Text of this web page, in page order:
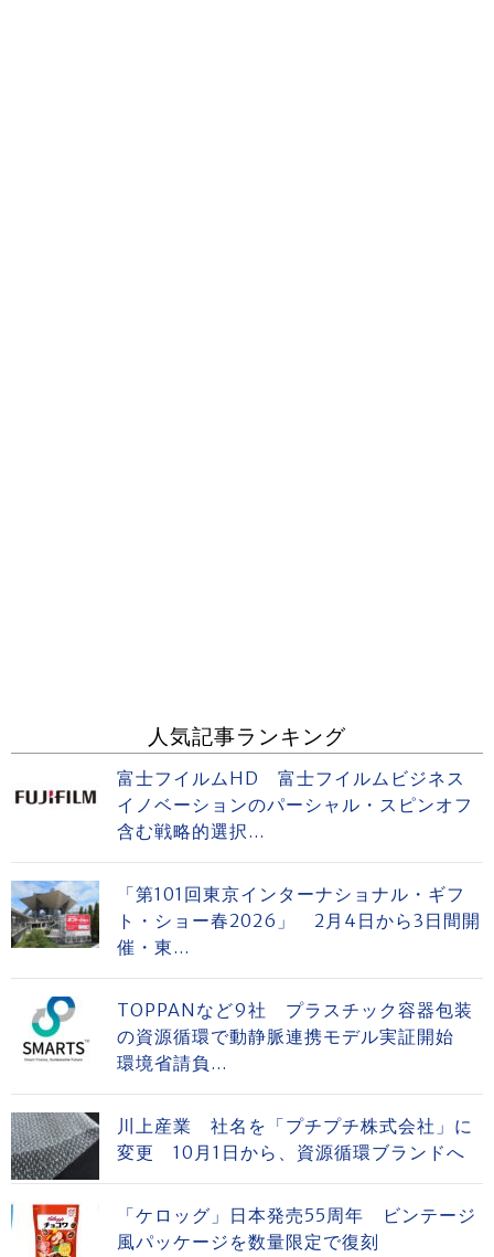
人気記事ランキング
富士フイルムHD 富士フイルムビジネス
イノベーションのパーシャル・スピンオフ
含む戦略的選択...
「第101回東京インターナショナル・ギフ
ト・ショー春2026」 2月4日から3日間開
催・東...
TOPPANなど9社 プラスチック容器包装
の資源循環で動静脈連携モデル実証開始
環境省請負...
川上産業 社名を「プチプチ株式会社」に
変更 10月1日から、資源循環ブランドへ
「ケロッグ」日本発売55周年 ビンテージ
風パッケージを数量限定で復刻